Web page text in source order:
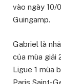
vào ngày 10/
Guingamp.
Gabriel là
của mùa giải
Ligue 1 mùa